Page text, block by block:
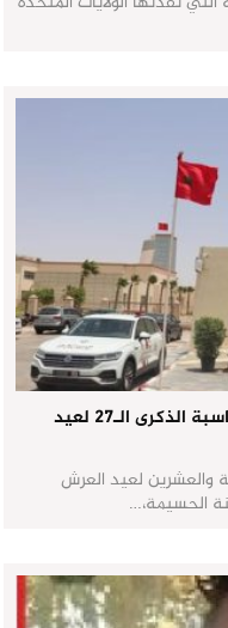
الحسيمة تتعزز بمجمع أمني جديد بمناسبة الذكرى الـ27 لعيد
والعشرين لعيد العرش
الحسيمة،…